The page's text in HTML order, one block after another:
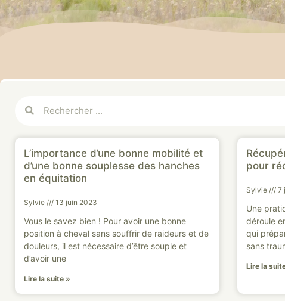
L’importance d’une bonne mobilité et
d’une bonne souplesse des hanches
en équitation
Sylvie 13 juin 2023
Vous le savez bien ! Pour avoir une bonne
position à cheval sans souffrir de raideurs et de
douleurs, il est nécessaire d’être souple et
d’avoir une
Lire la suite »
pour
Sylvie 7
Une
déroule
qui
sans
Lire la